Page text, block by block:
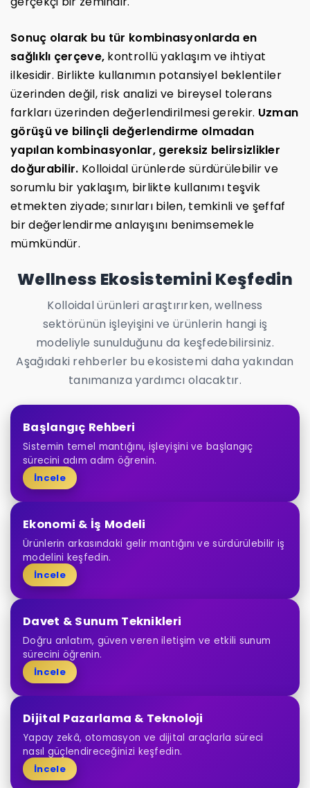
Sonuç olarak bu tür kombinasyonlarda en
sağlıklı çerçeve, kontrollü yaklaşım ve ihtiyat
ilkesidir. Birlikte kullanımın potansiyel beklentiler
üzerinden değil, risk analizi ve bireysel tolerans
farkları üzerinden değerlendirilmesi gerekir. Uzman
görüşü ve bilinçli değerlendirme olmadan
yapılan kombinasyonlar, gereksiz belirsizlikler
doğurabilir. Kolloidal ürünlerde sürdürülebilir ve
sorumlu bir yaklaşım, birlikte kullanımı teşvik
etmekten ziyade; sınırları bilen, temkinli ve şeffaf
bir değerlendirme anlayışını benimsemekle
mümkündür.
Wellness Ekosistemini Keşfedin
Kolloidal ürünleri araştırırken, wellness
sektörünün işleyişini ve ürünlerin hangi iş
modeliyle sunulduğunu da keşfedebilirsiniz.
Aşağıdaki rehberler bu ekosistemi daha yakından
tanımanıza yardımcı olacaktır.
Başlangıç Rehberi
Sistemin temel mantığını, işleyişini ve başlangıç
sürecini adım adım öğrenin.
İncele
Ekonomi & İş Modeli
Ürünlerin arkasındaki gelir mantığını ve sürdürülebilir iş
modelini keşfedin.
İncele
Davet & Sunum Teknikleri
Doğru anlatım, güven veren iletişim ve etkili sunum
sürecini öğrenin.
İncele
Dijital Pazarlama & Teknoloji
Yapay zekâ, otomasyon ve dijital araçlarla süreci
nasıl güçlendireceğinizi keşfedin.
İncele